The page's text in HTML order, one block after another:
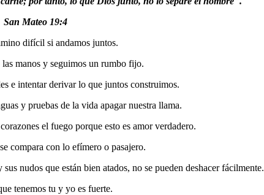
San Mateo 19:4
difícil si andamos juntos.
las manos y seguimos un rumbo fijo.
e intentar derivar lo que juntos construimos.
y pruebas de la vida apagar nuestra llama.
el fuego porque esto es amor verdadero.
compara con lo efímero o pasajero.
nudos que están bien atados, no se pueden deshacer fácilmente.
tenemos tu y yo es fuerte.